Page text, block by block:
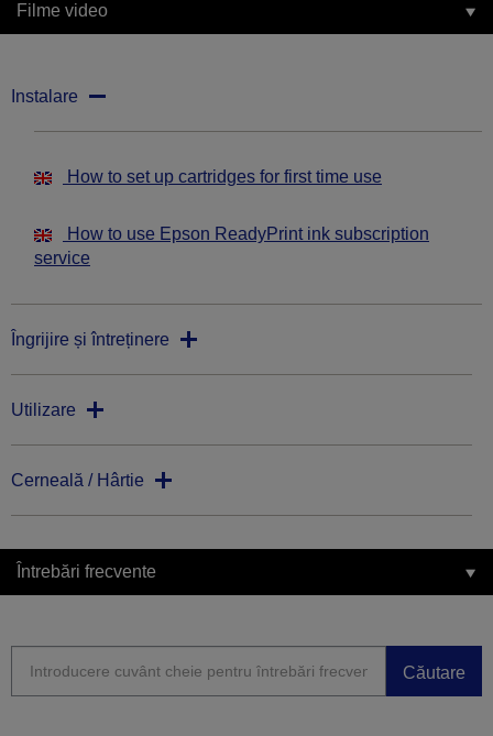
Filme video
Instalare
How to set up cartridges for first time use
How to use Epson ReadyPrint ink subscription
service
Îngrijire și întreținere
Utilizare
Cerneală / Hârtie
Întrebări frecvente
Căutare